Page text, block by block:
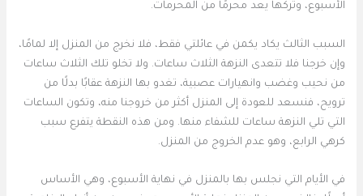
الأسبوع، وتركها يعد محرمًا من المحرمات.
السبب الثالث يكاد يكمن في عائلتي فقط، فلا نخرج من المنزل إلا لمامًا،
وإن خرجنا فلا تتعدى النزهة الثلاث ساعات. ولا تخلو تلك الثلاث ساعات
من نحيب وغضب وانهيارات عصبية، تغدو بها النزهة عقابًا بدلًا من
ترويح، فنسعد للعودة إلى المنزل أكثر من خروجنا منه، وتكون الساعات
التي تلي النزهة ساعات للشفاء منها. ومن هذه النقطة يتفرع سبب
كرهي الرابع، وهو عدم الخروج من المنزل.
في الأيام التي نجلس بها بالمنزل في نهاية الأسبوع، وهي الأساس